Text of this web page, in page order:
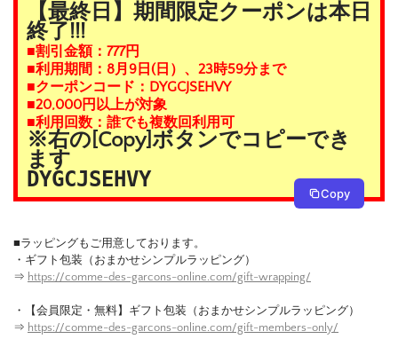
【最終日】期間限定クーポンは本日
終了!!!
■割引金額：777円
■利用期間：8月9日(日）、23時59分まで
■クーポンコード：DYGCJSEHVY
■20,000円以上が対象
■利用回数：誰でも複数回利用可
※右の[Copy]ボタンでコピーでき
ます
DYGCJSEHVY
Copy
■ラッピングもご用意しております。
・ギフト包装（おまかせシンプルラッピング）
⇒ https://comme-des-garcons-online.com/gift-wrapping/
・【会員限定・無料】ギフト包装（おまかせシンプルラッピング）
⇒ https://comme-des-garcons-online.com/gift-members-only/